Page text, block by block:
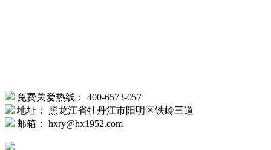
免费关爱热线：
400-6573-057
地址：
黑龙江省牡丹江市阳明区铁岭三道
邮箱：
hxry@hx1952.com